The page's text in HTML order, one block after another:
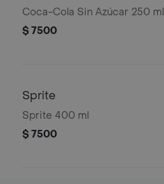
Coca-Cola Sin Azúcar 250 ml
$ 7500
Sprite
Sprite 400 ml
$ 7500